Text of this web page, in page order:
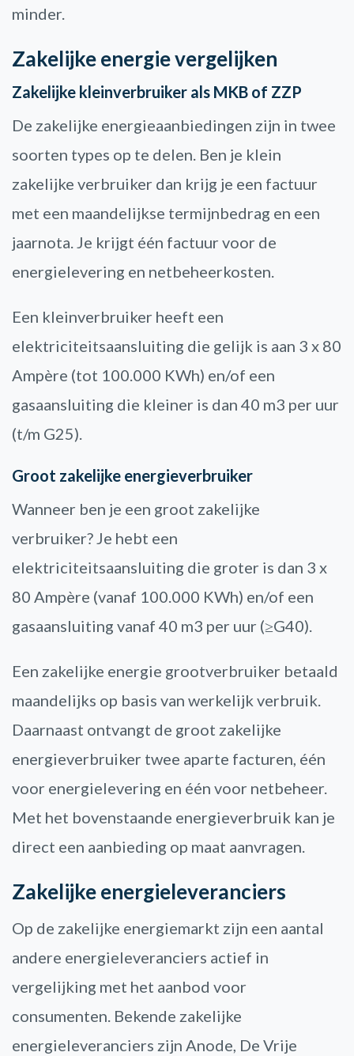
minder.
Zakelijke energie vergelijken
Zakelijke kleinverbruiker als MKB of ZZP
De zakelijke energieaanbiedingen zijn in twee
soorten types op te delen. Ben je klein
zakelijke verbruiker dan krijg je een factuur
met een maandelijkse termijnbedrag en een
jaarnota. Je krijgt één factuur voor de
energielevering en netbeheerkosten.
Een kleinverbruiker heeft een
elektriciteitsaansluiting die gelijk is aan 3 x 80
Ampère (tot 100.000 KWh) en/of een
gasaansluiting die kleiner is dan 40 m3 per uur
(t/m G25).
Groot zakelijke energieverbruiker
Wanneer ben je een groot zakelijke
verbruiker? Je hebt een
elektriciteitsaansluiting die groter is dan 3 x
80 Ampère (vanaf 100.000 KWh) en/of een
gasaansluiting vanaf 40 m3 per uur (≥G40).
Een zakelijke energie grootverbruiker betaald
maandelijks op basis van werkelijk verbruik.
Daarnaast ontvangt de groot zakelijke
energieverbruiker twee aparte facturen, één
voor energielevering en één voor netbeheer.
Met het bovenstaande energieverbruik kan je
direct een aanbieding op maat aanvragen.
Zakelijke energieleveranciers
Op de zakelijke energiemarkt zijn een aantal
andere energieleveranciers actief in
vergelijking met het aanbod voor
consumenten. Bekende zakelijke
energieleveranciers zijn Anode, De Vrije